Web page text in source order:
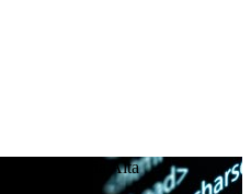
Breña Alta